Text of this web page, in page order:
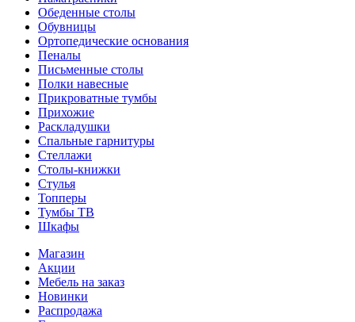
Обеденные столы
Обувницы
Ортопедические основания
Пеналы
Письменные столы
Полки навесные
Прикроватные тумбы
Прихожие
Раскладушки
Спальные гарнитуры
Стеллажи
Столы-книжки
Стулья
Топперы
Тумбы ТВ
Шкафы
Магазин
Акции
Мебель на заказ
Новинки
Распродажа